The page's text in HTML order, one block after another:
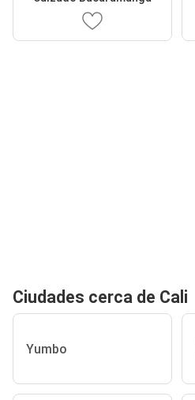
Ciudades cerca de Cali
Yumbo